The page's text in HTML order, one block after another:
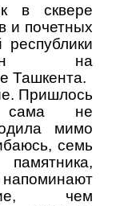
в сквере
и почетных
на
Ташкента.
Пришлось
сама не
мимо
семь
чем